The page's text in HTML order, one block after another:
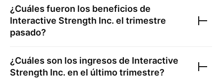
¿Cuáles fueron los beneficios de
Interactive Strength Inc. el trimestre
pasado?
¿Cuáles son los ingresos de Interactive
Strength Inc. en el último trimestre?